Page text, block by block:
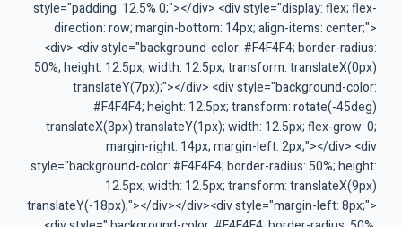
style="padding: 12.5% 0;"></div> <div style="display: flex; flex-
direction: row; margin-bottom: 14px; align-items: center;">
<div> <div style="background-color: #F4F4F4; border-radius:
50%; height: 12.5px; width: 12.5px; transform: translateX(0px)
translateY(7px);"></div> <div style="background-color:
#F4F4F4; height: 12.5px; transform: rotate(-45deg)
translateX(3px) translateY(1px); width: 12.5px; flex-grow: 0;
margin-right: 14px; margin-left: 2px;"></div> <div
style="background-color: #F4F4F4; border-radius: 50%; height:
12.5px; width: 12.5px; transform: translateX(9px)
translateY(-18px);"></div></div><div style="margin-left: 8px;">